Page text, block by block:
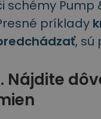
schémy Pump
príklady
, sú
Nájdite